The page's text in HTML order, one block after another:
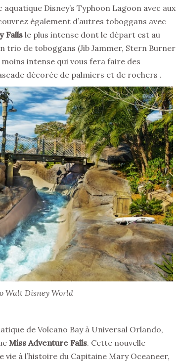
Disney’s Typhoon Lagoon avec aux
également d’autres toboggans avec
Fallsle plus intense dont le départ est au
trio de toboggans (Jib Jammer, Stern Burner
moins intense qui vous fera faire des
décorée de palmiers et de rochers .
Walt Disney World
de Volcano Bay à Universal Orlando,
Miss Adventure Falls. Cette nouvelle
à l’histoire du Capitaine Mary Oceaneer,